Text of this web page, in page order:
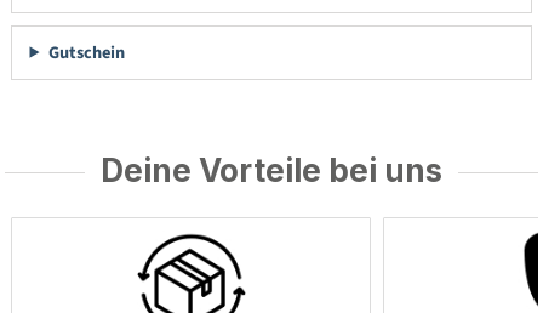
Gutschein
Deine Vorteile bei uns